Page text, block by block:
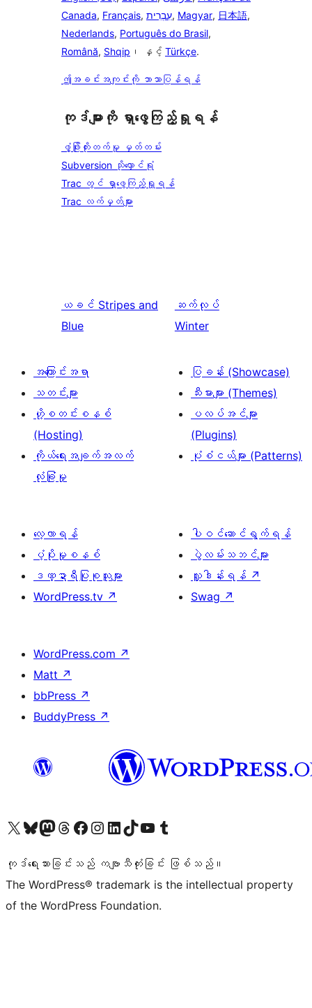
Canada, Français, עִבְרִית, Magyar, 日本語,
Nederlands, Português do Brasil,
Română, Shqip ၊ နှင့် Türkçe.
ဤအခင်းအကျင်းကို ဘာသာပြန်ရန်
ကုဒ်များကို ရှာဖွေကြည့်ရှုရန်
ဖွံ့ဖြိုးတိုးတက်မှု မှတ်တမ်း
Subversion သိုလှောင်ရုံ
Trac တွင် ရှာဖွေကြည့်ရှုရန်
Trac လက်မှတ်များ
ယခင် Stripes and
Blue
ဆက်လုပ်
Winter
အကြောင်းအရာ
သတင်းများ
ဟို့စတင်းစနစ်
(Hosting)
ကိုယ်ရေးအချက်အလက်
လုံခြုံမှု
ပြခန်း (Showcase)
သီးမားများ (Themes)
ပလပ်အင်များ
(Plugins)
ပုံစံငယ်များ (Patterns)
လေ့လာရန်
ပံ့ပိုးမှုစနစ်
ဒဏ္ဍာရီပြုစုသူများ
WordPress.tv ↗
ပါဝင်ဆောင်ရွက်ရန်
ပွဲလမ်းသဘင်များ
လှူဒါန်းရန် ↗
Swag ↗
WordPress.com ↗
Matt ↗
bbPress ↗
BuddyPress ↗
ကျွန်ုပ်တို့၏ X (ယခင် Twitter) အကောင့်သို့ သွားရောက်ကြည့်ရှုပါကျွန်ုပ်တို့၏ Bluesky အကောင့်သို့ ဝင်ရောက်ကြည့်ရှုရန်
ကျွန်ုပ်တို့၏ Mastodon အကောင့်သို့ သွားရောက်ကြည့်ရှုပါကျွန်ုပ်တို့၏ Threads အကောင့်သို့ ဝင်ရောက်ကြည့်ရှုရန်
ကျွန်ုပ်တို့၏ Facebook စာမျက်နှာသို့ သွားရောက်ကြည့်ရှုပါကျွန်ုပ်တို့၏ Instagram အကောင့်သို့ သွားရောက်ကြည့်ရှုပါ ကျွန်ုပ်တို့၏ LinkedIn အကောင့်သို့ သွားရောက်ကြည့်ရှုပါကျွန်ုပ်တို့၏ TikTok အကောင့်သို့ ဝင်ရောက်ကြည့်ရှုရန်
ကျွန်ုပ်တို့၏ YouTube ချန်နယ်သို့ သွားရောက်ကြည့်ရှုပါ ကျွန်ုပ်တို့၏ Tumblr အကောင့်သို့ ဝင်ရောက်ကြည့်ရှုရန်
ကုဒ်ရေးသားခြင်းသည် ကဗျာသီကုံးခြင်း ဖြစ်သည်။
The WordPress® trademark is the intellectual property
of the WordPress Foundation.